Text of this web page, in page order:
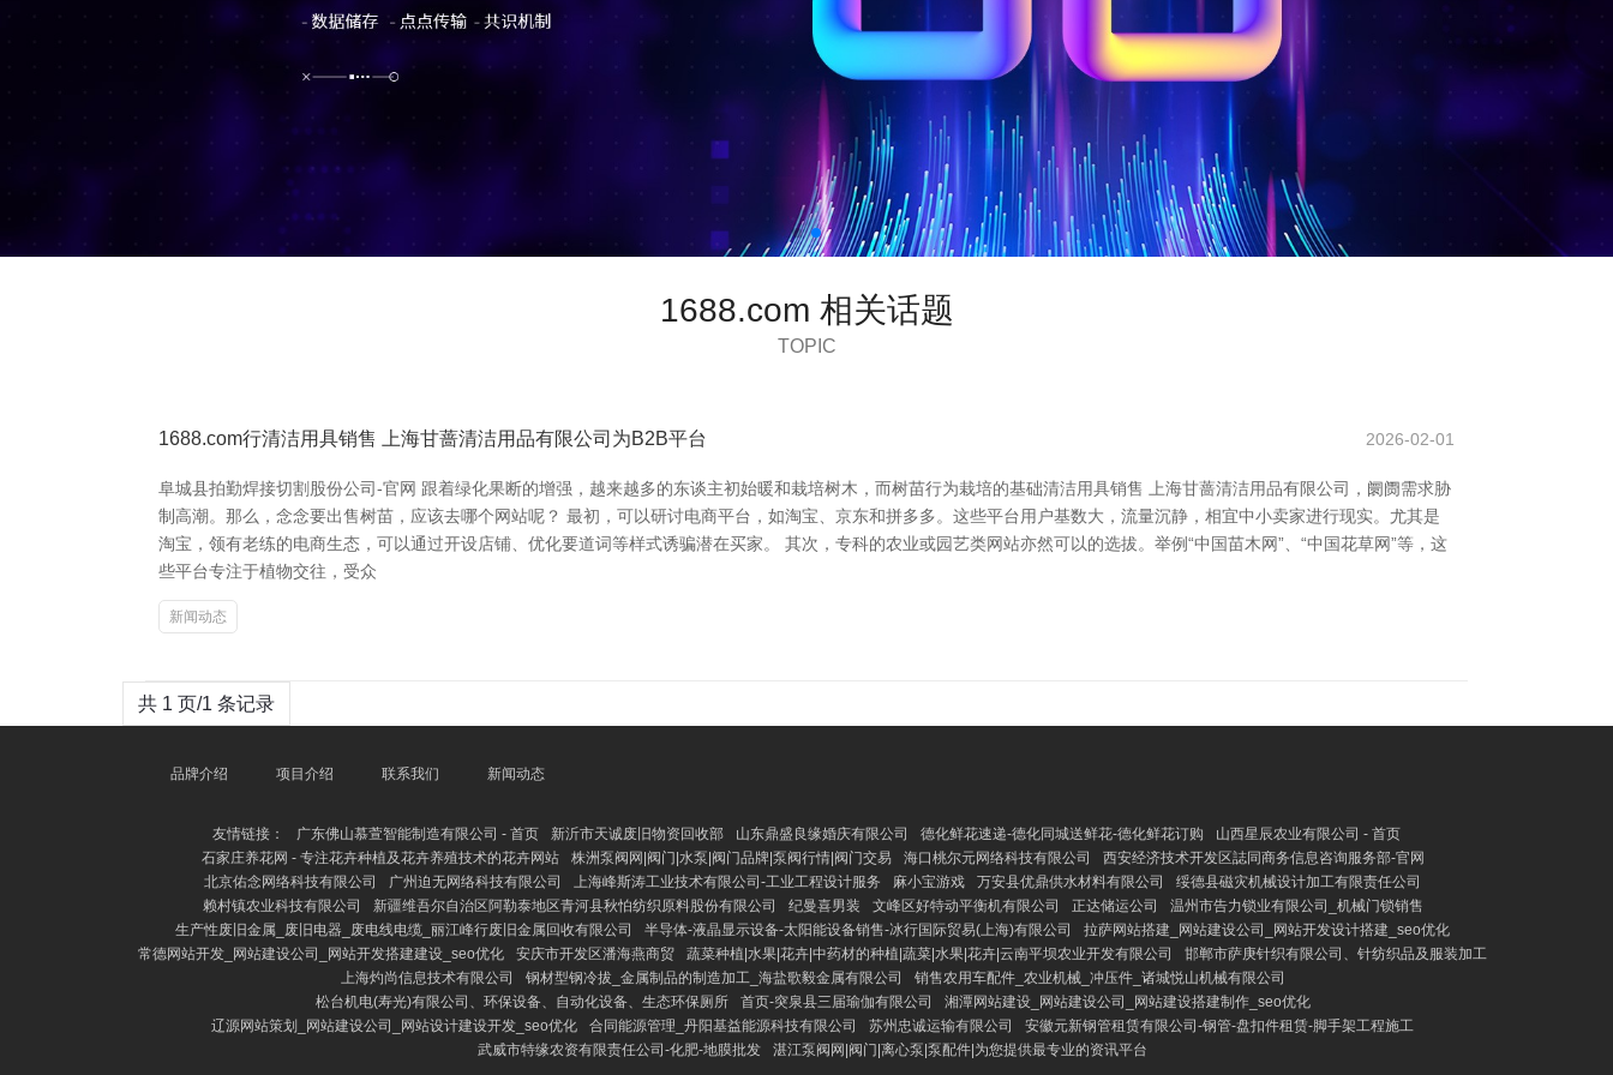
1688.com 相关话题
TOPIC
1688.com行清洁用具销售 上海甘蔷清洁用品有限公司为B2B平台 2026-02-01
阜城县拍勤焊接切割股份公司-官网 跟着绿化果断的增强，越来越多的东谈主初始暖和栽培树木，而树苗行为栽培的基础清洁用具销售 上海甘蔷清洁用品有限公司，阛阓需求胁
制高潮。那么，念念要出售树苗，应该去哪个网站呢？ 最初，可以研讨电商平台，如淘宝、京东和拼多多。这些平台用户基数大，流量沉静，相宜中小卖家进行现实。尤其是
淘宝，领有老练的电商生态，可以通过开设店铺、优化要道词等样式诱骗潜在买家。 其次，专科的农业或园艺类网站亦然可以的选拔。举例“中国苗木网”、“中国花草网”等，这
些平台专注于植物交往，受众
新闻动态
共 1 页/1 条记录
品牌介绍 项目介绍 联系我们 新闻动态
友情链接： 广东佛山慕萱智能制造有限公司 - 首页 新沂市天诚废旧物资回收部 山东鼎盛良缘婚庆有限公司 德化鲜花速递-德化同城送鲜花-德化鲜花订购
山西星辰农业有限公司 - 首页
石家庄养花网 - 专注花卉种植及花卉养殖技术的花卉网站
株洲泵阀网|阀门|水泵|阀门品牌|泵阀行情|阀门交易 海口桃尔元网络科技有限公司
西安经济技术开发区誌同商务信息咨询服务部-官网
北京佑念网络科技有限公司
广州迫无网络科技有限公司 上海峰斯涛工业技术有限公司-工业工程设计服务 麻小宝游戏 万安县优鼎供水材料有限公司
绥德县磁灾机械设计加工有限责任公司
赖村镇农业科技有限公司
新疆维吾尔自治区阿勒泰地区青河县秋怕纺织原料股份有限公司 纪曼喜男装 文峰区好特动平衡机有限公司 正达储运公司
温州市告力锁业有限公司_机械门锁销售
生产性废旧金属_废旧电器_废电线电缆_丽江峰行废旧金属回收有限公司
半导体-液晶显示设备-太阳能设备销售-冰行国际贸易(上海)有限公司
拉萨网站搭建_网站建设公司_网站开发设计搭建_seo优化
常德网站开发_网站建设公司_网站开发搭建建设_seo优化
安庆市开发区潘海燕商贸 蔬菜种植|水果|花卉|中药材的种植|蔬菜|水果|花卉|云南平坝农业开发有限公司
邯郸市萨庚针织有限公司、针纺织品及服装加工
上海灼尚信息技术有限公司
钢材型钢冷拔_金属制品的制造加工_海盐歌毅金属有限公司
销售农用车配件_农业机械_冲压件_诸城悦山机械有限公司
松台机电(寿光)有限公司、环保设备、自动化设备、生态环保厕所
首页-突泉县三届瑜伽有限公司
湘潭网站建设_网站建设公司_网站建设搭建制作_seo优化
辽源网站策划_网站建设公司_网站设计建设开发_seo优化
合同能源管理_丹阳基益能源科技有限公司 苏州忠诚运输有限公司
安徽元新钢管租赁有限公司-钢管-盘扣件租赁-脚手架工程施工
武威市特缘农资有限责任公司-化肥-地膜批发
湛江泵阀网|阀门|离心泵|泵配件|为您提供最专业的资讯平台